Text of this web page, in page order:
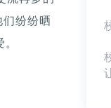
纷纷晒